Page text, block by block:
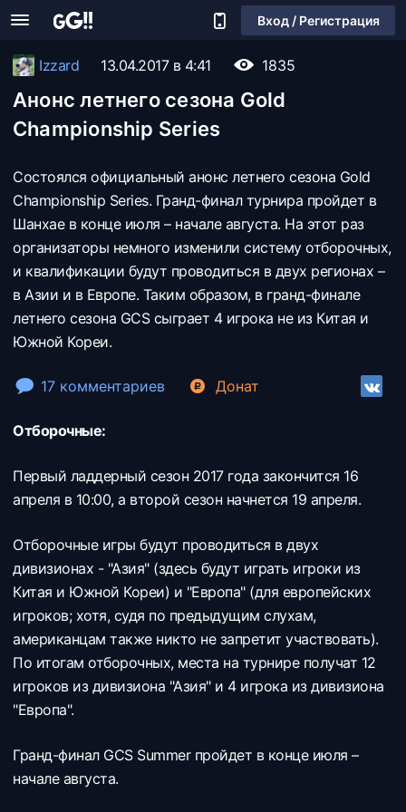
Вход / Регистрация
Izzard 13.04.2017 в 4:41 1835
Анонс летнего сезона Gold
Championship Series
Состоялся официальный анонс летнего сезона Gold
Championship Series. Гранд-финал турнира пройдет в
Шанхае в конце июля – начале августа. На этот раз
организаторы немного изменили систему отборочных,
и квалификации будут проводиться в двух регионах –
в Азии и в Европе. Таким образом, в гранд-финале
летнего сезона GCS сыграет 4 игрока не из Китая и
Южной Кореи.
17 комментариев Донат
Отборочные:
Первый ладдерный сезон 2017 года закончится 16
апреля в 10:00, а второй сезон начнется 19 апреля.
Отборочные игры будут проводиться в двух
дивизионах - "Азия" (здесь будут играть игроки из
Китая и Южной Кореи) и "Европа" (для европейских
игроков; хотя, судя по предыдущим слухам,
американцам также никто не запретит участвовать).
По итогам отборочных, места на турнире получат 12
игроков из дивизиона "Азия" и 4 игрока из дивизиона
"Европа".
Гранд-финал GCS Summer пройдет в конце июля –
начале августа.